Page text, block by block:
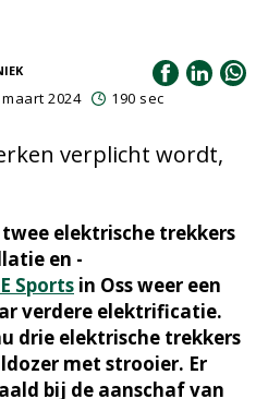
2024 190 sec
verplicht wordt,
elektrische trekkers
en -
Sports in Oss weer een
verdere elektrificatie.
drie elektrische trekkers
met strooier. Er
bij de aanschaf van